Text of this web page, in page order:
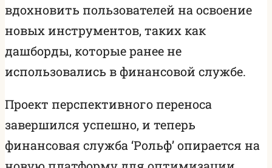
вдохновить пользователей на освоение
новых инструментов, таких как
дашборды, которые ранее не
использовались в финансовой службе.
Проект перспективного переноса
завершился успешно, и теперь
финансовая служба ‘Рольф’ опирается на